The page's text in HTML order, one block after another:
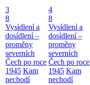
3
8
Vysídlení a
dosídlení –
proměny
severních
Čech po roce
1945 Kam
nechodí
4
8
Vysídlení a
dosídlení –
proměny
severních
Čech po roce
1945 Kam
nechodí